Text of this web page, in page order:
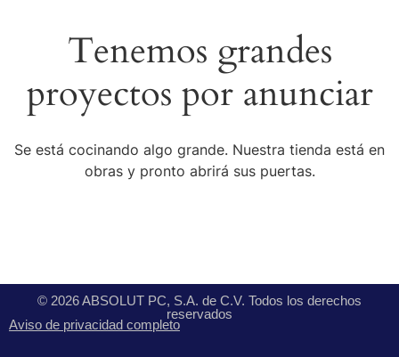
Tenemos grandes
proyectos por anunciar
Se está cocinando algo grande. Nuestra tienda está en
obras y pronto abrirá sus puertas.
© 2026 ABSOLUT PC, S.A. de C.V. Todos los derechos
reservados
Aviso de privacidad completo